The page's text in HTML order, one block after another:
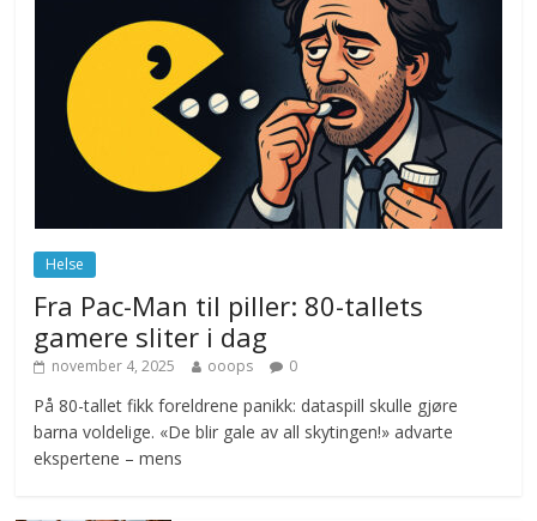
Drone stopper flytrafikken i Stockholm,
ekspert mistenker MDG
november 6, 2025 No Comments
Norge innfører nullvisjon for nedbør
juni 23, 2026 No Comments
Helse
Fra Pac-Man til piller: 80-tallets
gamere sliter i dag
november 4, 2025 ooops 0
På 80-tallet fikk foreldrene panikk: dataspill skulle gjøre
barna voldelige. «De blir gale av all skytingen!» advarte
ekspertene – mens